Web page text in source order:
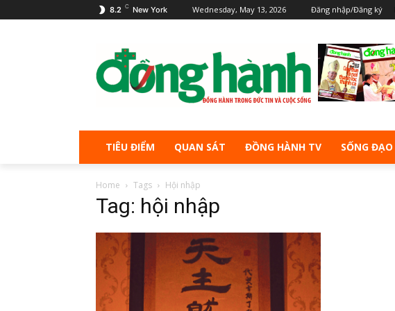
8.2 C New York Wednesday, May 13, 2026 Đăng nhập/Đăng ký
TIÊU ĐIỂM QUAN SÁT ĐỒNG HÀNH TV SỐNG ĐẠO
Home Tags Hội nhập
Tag: hội nhập